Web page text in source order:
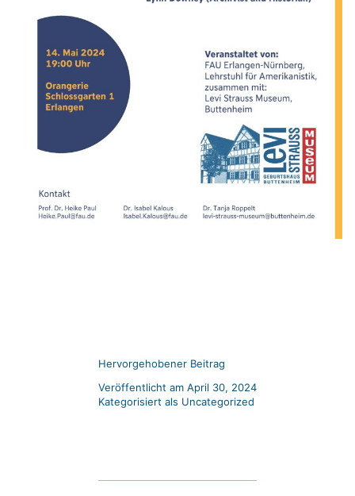
Hervorgehobener Beitrag
Veröffentlicht am April 30, 2024
Kategorisiert als Uncategorized